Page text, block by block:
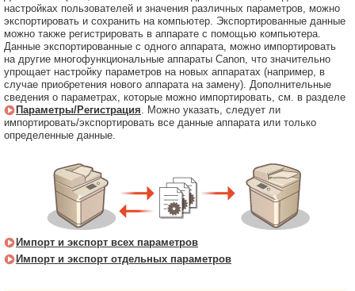
настройках пользователей и значения различных параметров, можно
экспортировать и сохранить на компьютер. Экспортированные данные
можно также регистрировать в аппарате с помощью компьютера.
Данные экспортированные с одного аппарата, можно импортировать
на другие многофункциональные аппараты Canon, что значительно
упрощает настройку параметров на новых аппаратах (например, в
случае приобретения нового аппарата на замену). Дополнительные
сведения о параметрах, которые можно импортировать, см. в разделе
Параметры/Регистрация. Можно указать, следует ли
импортировать/экспортировать все данные аппарата или только
определенные данные.
Импорт и экспорт всех параметров
Импорт и экспорт отдельных параметров